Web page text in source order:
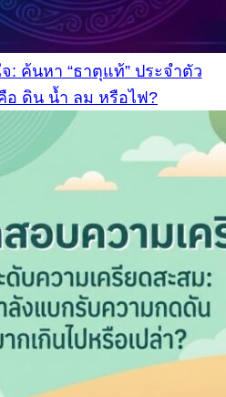
: ค้นหา “ธาตุแท้” ประจำตัว
ดิน น้ำ ลม หรือไฟ?